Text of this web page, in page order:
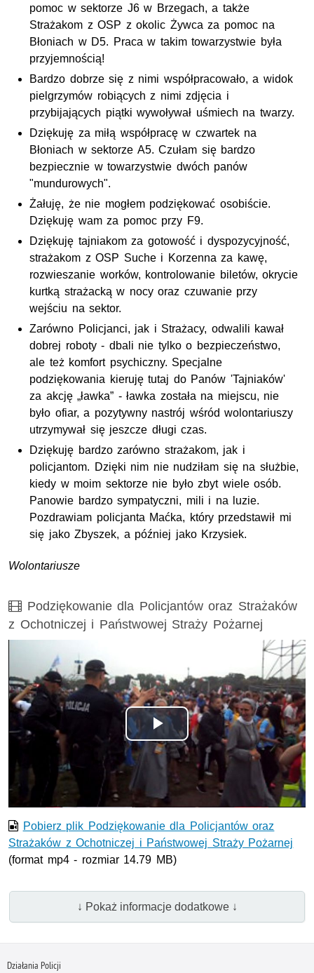
pomoc w sektorze J6 w Brzegach, a także
Strażakom z OSP z okolic Żywca za pomoc na
Błoniach w D5. Praca w takim towarzystwie była
przyjemnością!
Bardzo dobrze się z nimi współpracowało, a widok
pielgrzymów robiących z nimi zdjęcia i
przybijających piątki wywoływał uśmiech na twarzy.
Dziękuję za miłą współpracę w czwartek na
Błoniach w sektorze A5. Czułam się bardzo
bezpiecznie w towarzystwie dwóch panów
"mundurowych".
Żałuję, że nie mogłem podziękować osobiście.
Dziękuję wam za pomoc przy F9.
Dziękuję tajniakom za gotowość i dyspozycyjność,
strażakom z OSP Suche i Korzenna za kawę,
rozwieszanie worków, kontrolowanie biletów, okrycie
kurtką strażacką w nocy oraz czuwanie przy
wejściu na sektor.
Zarówno Policjanci, jak i Strażacy, odwalili kawał
dobrej roboty - dbali nie tylko o bezpieczeństwo,
ale też komfort psychiczny. Specjalne
podziękowania kieruję tutaj do Panów 'Tajniaków'
za akcję „ławka” - ławka została na miejscu, nie
było ofiar, a pozytywny nastrój wśród wolontariuszy
utrzymywał się jeszcze długi czas.
Dziękuję bardzo zarówno strażakom, jak i
policjantom. Dzięki nim nie nudziłam się na służbie,
kiedy w moim sektorze nie było zbyt wiele osób.
Panowie bardzo sympatyczni, mili i na luzie.
Pozdrawiam policjanta Maćka, który przedstawił mi
się jako Zbyszek, a później jako Krzysiek.
Wolontariusze
Film
Podziękowanie dla Policjantów oraz Strażaków
z Ochotniczej i Państwowej Straży Pożarnej
Odtwórz
wideo
Pobierz plik Podziękowanie dla Policjantów oraz
Strażaków z Ochotniczej i Państwowej Straży Pożarnej
(format mp4 - rozmiar 14.79 MB)
↓ Pokaż informacje dodatkowe ↓
Działania Policji